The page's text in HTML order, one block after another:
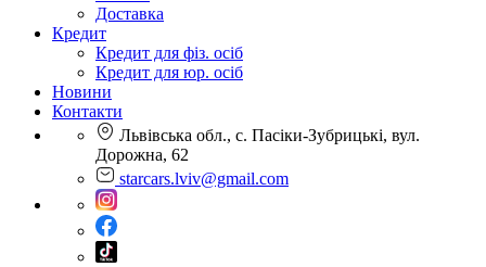
Доставка
Кредит
Кредит для фіз. осіб
Кредит для юр. осіб
Новини
Контакти
Львівська обл., с. Пасіки-Зубрицькі, вул.
Дорожна, 62
starcars.lviv@gmail.com